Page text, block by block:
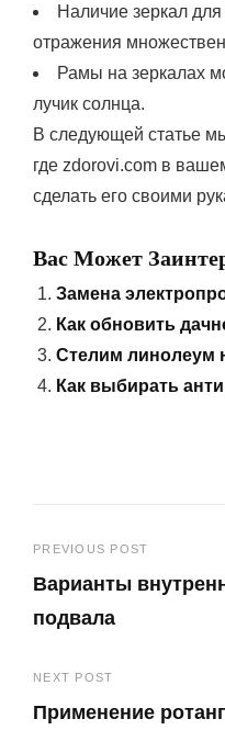
Наличие зеркал
отражения
Рамы на зеркалах
лучик солнца.
В следующей статье
где zdorovi.com в
сделать его своими
Вас Может
Замена
Как обновить
Стелим линолеум
Как выбирать
Навигация
по
PREVIOUS POST
Варианты
подвала
Post
NEXT POST
Применение